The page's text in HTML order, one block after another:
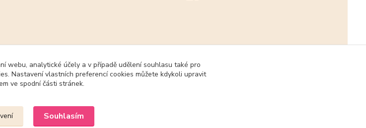
Upravit sběr cookies.
webu, analytické účely a v případě udělení souhlasu také pro
Nastavení vlastních preferencí cookies můžete kdykoli upravit
ve spodní části stránek.
Souhlasím